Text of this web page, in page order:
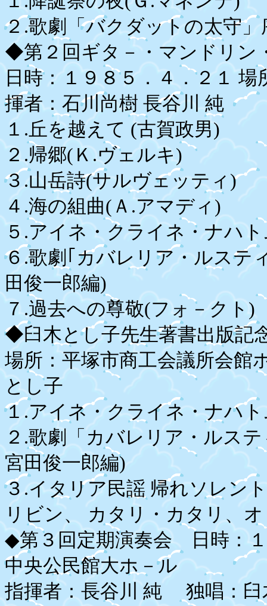
２.歌劇「バクダットの太守
◆第２回ギタ－・マンドリン
日時：１９８５．４．２１
揮者：石川尚樹 長谷川 純
１.丘を越えて (古賀政男)
２.帰郷(Ｋ.ヴェルキ)
３.山岳詩(サルヴェッティ)
４.海の組曲(Ａ.アマディ)
５.アイネ・クライネ・ナハ
６.歌劇｢カバレリア・ルステ
田俊一郎編)
７.過去への尊敬(フォ－クト)
◆臼木とし子先生著書出版記
場所：平塚市商工会議所会館
とし子
１.アイネ・クライネ・ナハ
２.歌劇「カバレリア・ルス
宮田俊一郎編)
３.イタリア民謡 帰れソレン
リビン、 カタリ・カタリ、
◆第３回定期演奏会 日時：
中央公民館大ホ－ル
指揮者：長谷川 純 独唱：臼